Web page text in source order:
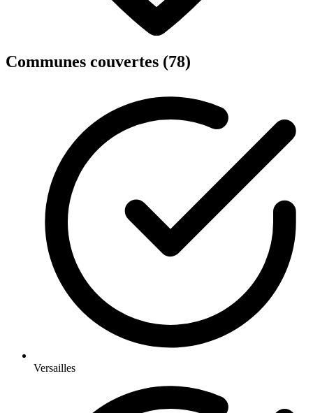
Communes couvertes (78)
Versailles